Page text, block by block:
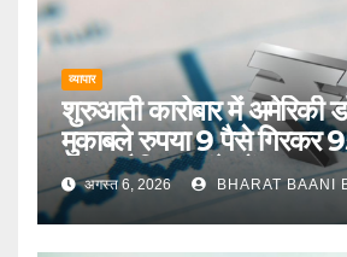
व्यापार
शुरुआती कारोबार में अमेरिकी
मुकाबले रुपया 9 पैसे गिरकर
पहुंचा, वैश्विक संकेतों का असर
अगस्त 6, 2026 BHARAT BAANI